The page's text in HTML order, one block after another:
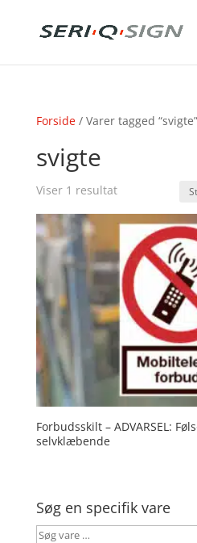
Forside/ Varer tagged “svigte”
svigte
Viser 1 resultat
Forbudsskilt – ADVARSEL:
selvklæbende
Søg en specifik vare
Søg